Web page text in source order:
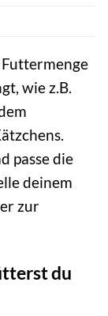
wie z.B.
passe die
deinem
zur
du